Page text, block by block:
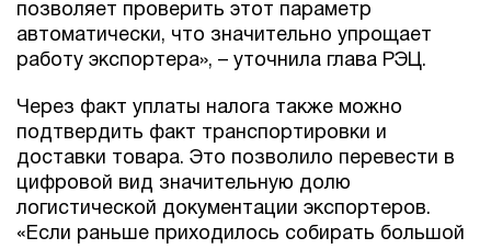
позволяет проверить этот параметр
автоматически, что значительно упрощает
работу экспортера», – уточнила глава РЭЦ.
Через факт уплаты налога также можно
подтвердить факт транспортировки и
доставки товара. Это позволило перевести в
цифровой вид значительную долю
логистической документации экспортеров.
«Если раньше приходилось собирать большой